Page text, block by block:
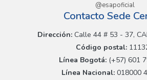
@esapoficial
Contacto Sede
Dirección:Calle 44 # 53 - 37,
Código postal:
Línea Bogotá:(+57) 601
Línea Nacional: 018000